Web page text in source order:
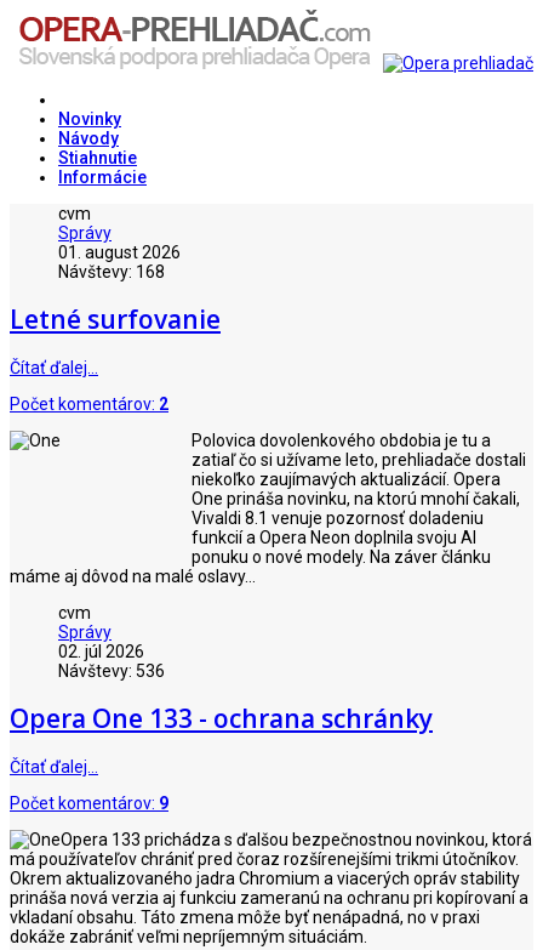
Novinky
Návody
Stiahnutie
Informácie
cvm
Správy
01. august 2026
Návštevy: 168
Letné surfovanie
Čítať ďalej…
Počet komentárov: 2
Polovica dovolenkového obdobia je tu a
zatiaľ čo si užívame leto, prehliadače dostali
niekoľko zaujímavých aktualizácií. Opera
One prináša novinku, na ktorú mnohí čakali,
Vivaldi 8.1 venuje pozornosť doladeniu
funkcií a Opera Neon doplnila svoju AI
ponuku o nové modely. Na záver článku
máme aj dôvod na malé oslavy...
cvm
Správy
02. júl 2026
Návštevy: 536
Opera One 133 - ochrana schránky
Čítať ďalej…
Počet komentárov: 9
Opera 133 prichádza s ďalšou bezpečnostnou novinkou, ktorá
má používateľov chrániť pred čoraz rozšírenejšími trikmi útočníkov.
Okrem aktualizovaného jadra Chromium a viacerých opráv stability
prináša nová verzia aj funkciu zameranú na ochranu pri kopírovaní a
vkladaní obsahu. Táto zmena môže byť nenápadná, no v praxi
dokáže zabrániť veľmi nepríjemným situáciám.